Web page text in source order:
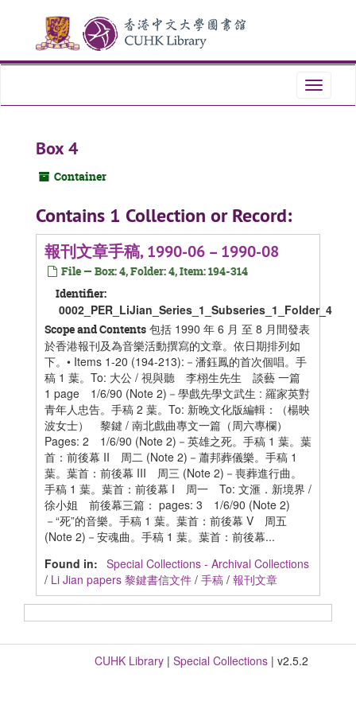
content
Toggle
Box 4
Container
Contains 1 Collection or Record:
報刊文章手稿, 1990-06 – 1990-08
File — Box: 4, Folder: 4, Item: 194-314
Identifier:
0002_PER_LiJian_Series_1_Subseries_1_Folder_4
Scope and Contents 包括 1990 年 6 月 至 8 月間發表
於香港報刊及為音樂活動撰寫的文章。依日期排列如
下。• Items 1-20 (194-213):－潘鈺鳳的首次個唱。手
稿 1 葉。To: 大公 / 視與聽 李栩生先生 談藝 一篇
1 page 1/6/90 (Note 2)－學戲先學文武生 : 羅家英對
青年人忠告。手稿 2 葉。To: 新晚文化版編輯：（楊映
波女士） 黎鍵 / 南北戲曲專文一篇（周六專欄）
Pages: 2 1/6/90 (Note 2)－英雄之死。手稿 1 葉。葉
首：前後幕 II 周二 (Note 2)－蕭邦葬儀樂。手稿 1
葉。葉首：前後幕 III 周三 (Note 2)－喪葬進行曲。
手稿 1 葉。葉首：前後幕 I 周一 To: 文滙．新境界 /
徐小姐 前後幕三篇： pages: 3 1/6/90 (Note 2)
－“死”的音樂。手稿 1 葉。葉首：前後幕 V 周五
(Note 2)－安魂曲。手稿 1 葉。葉首：前後幕...
Found in: Special Collections - Archival Collections
/ Li Jian papers 黎鍵書信文件 / 手稿 / 報刊文章
CUHK Library | Special Collections | v2.5.2